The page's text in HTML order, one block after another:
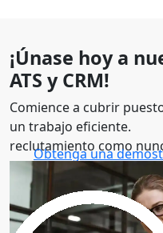
¡Únase hoy a
ATS y CRM!
Comience a cubrir
un trabajo eficiente.
reclutamiento como
Obtenga una
30 minutos para